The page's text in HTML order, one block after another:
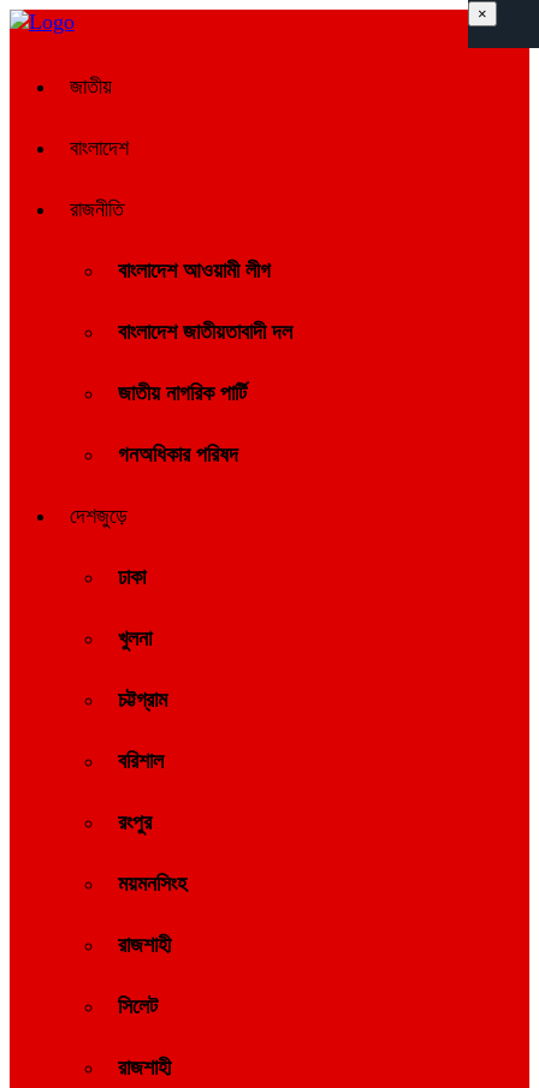
জাতীয়
বাংলাদেশ
রাজনীতি
বাংলাদেশ আওয়ামী লীগ
বাংলাদেশ জাতীয়তাবাদী দল
জাতীয় নাগরিক পার্টি
গনঅধিকার পরিষদ
দেশজুড়ে
ঢাকা
খুলনা
চট্টগ্রাম
বরিশাল
রংপুর
ময়মনসিংহ
রাজশাহী
সিলেট
রাজশাহী
×